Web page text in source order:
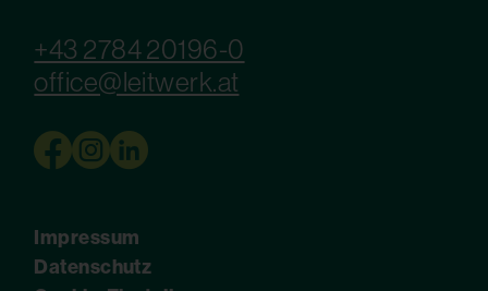
+43 2784 20196-0
office@leitwerk.at
Impressum
Datenschutz